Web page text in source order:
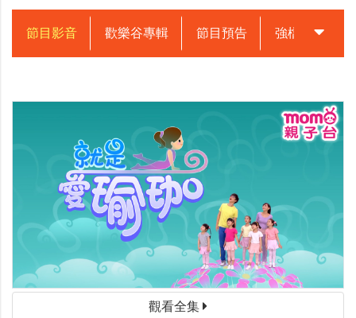
節目影音 歡樂谷專輯 節目預告 強檔動畫預告
觀看全集